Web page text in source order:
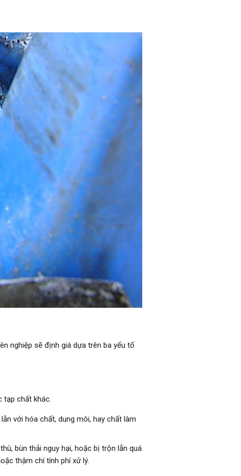
nghiệp sẽ định giá dựa trên ba yếu tố
tạp chất khác.
với hóa chất, dung môi, hay chất làm
bùn thải nguy hại, hoặc bị trộn lẫn quá
thậm chí tính phí xử lý.